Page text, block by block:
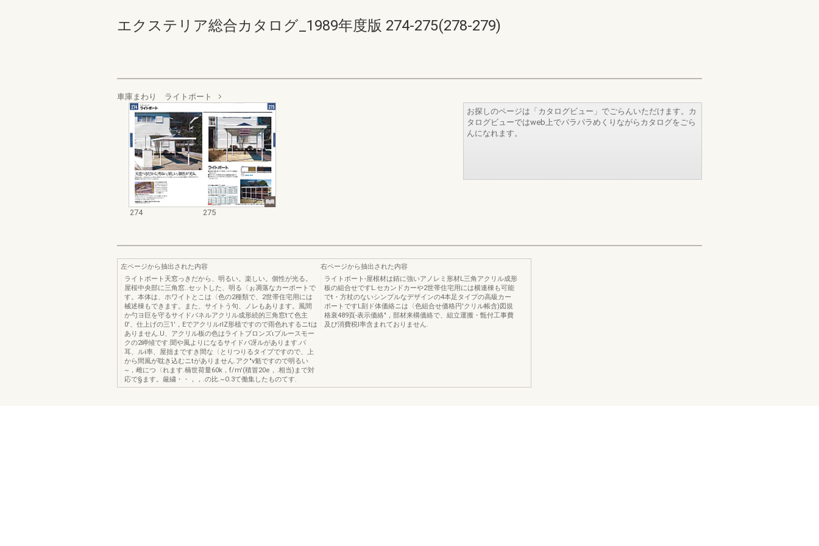
エクステリア総合カタログ_1989年度版 274-275(278-279)
車庫まわり ライトポート
274 275
お探しのページは「カタログビュー」でごらんいただけます。カ
タログビューではweb上でパラパラめくりながらカタログをごら
んになれます。
左ページから抽出された内容
ライトポート天窓っきだから、明るい。楽しい。個性が光る。
屋桜中央部に三角窓..セッ卜した、明る〈ぉ凋落なカーポートで
す。本体は、ホワイトとこは〈色の2種類で、2世帯住宅用には
械述棟もできます。また、サイトう句、ノレもあります。風間
か勺ヨ巨を守るサイドパネルアクリル成形続的三角窓tて色主
0'、仕上げの三1'，EでアクリルrlZ形植ですので雨色れするニtは
ありません.U、アクリル板の色はライトブロンズιプルースモー
クの2岬傾です.聞や風よりになるサイドバ冴ルがあります.バ
耳、ルi率、屋拙まですき間な〈とりつりるタイプですので、上
から間風が耽き込むニtがありません.アク"ν魁ですので明るい
~，雌につ〈れます.楠世荷量60k，f/m'(積冒20e，.相当)まで対
応で§ます。厳繍・・，，.の比.~O.3て働集したものてす.
右ページから抽出された内容
ライトポート-屋根材は錆に強いアノレミ形材L三角アクリル成形
板の組合せですL.セカンドカーや2世帯住宅用には横連棟も可能
でt・方杖のないシンプルなデザインの4本足タイプの高級カー
ポートですL刻ド体価絡ニは〈色組合せ価格円'クリル帳含)図規
格衰489頁-表示価絡"，部材来構価絡で、組立運搬・甑付工事費
及び消費税l率含まれておりません.